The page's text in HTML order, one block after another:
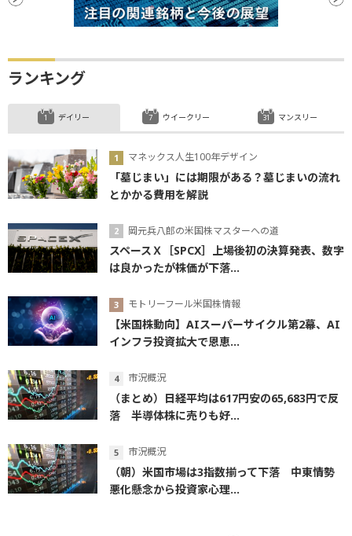
ランキング
デイリー
マネックス人生100年デザイン
「墓じまい」には期限がある？墓じまいの流れ
とかかる費用を解説
岡元兵八郎の米国株マスターへの道
スペースＸ［SPCX］上場後初の決算発表、数字
は良かったが株価が下落...
モトリーフール米国株情報
【米国株動向】AIスーパーサイクル第2幕、AI
インフラ投資拡大で恩恵...
市況概況
（まとめ）日経平均は617円安の65,683円で反
落 半導体株に売りも好...
市況概況
（朝）米国市場は3指数揃って下落 中東情勢
悪化懸念から投資家心理...
ウイークリー マンスリー